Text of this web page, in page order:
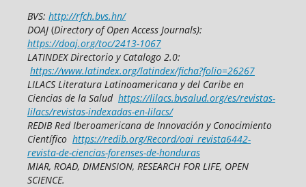
BVS: http://rfch.bvs.hn/
DOAJ(Directory of Open Access Journals):
https://doaj.org/toc/2413-1067
LATINDEX Directorio y Catalogo 2.0:
https://www.latindex.org/latindex/ficha?folio=26267
LILACS Literatura Latinoamericana y del Caribe en
Ciencias de la Salud https://lilacs.bvsalud.org/es/revistas-
lilacs/revistas-indexadas-en-lilacs/
REDIB Red Iberoamericana de Innovación y Conocimiento
Científico https://redib.org/Record/oai_revista6442-
revista-de-ciencias-forenses-de-honduras
MIAR, ROAD, DIMENSION, RESEARCH FOR LIFE, OPEN
SCIENCE.